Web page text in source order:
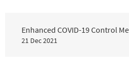
Enhanced COVID-19 Control
21 Dec 2021